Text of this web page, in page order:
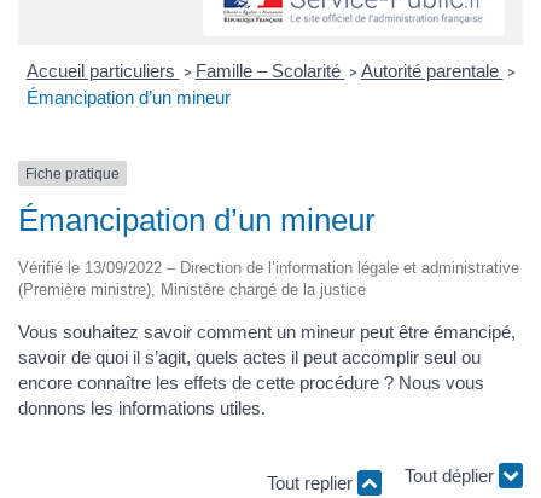
Accueil particuliers > Famille – Scolarité > Autorité parentale >
Émancipation d’un mineur
Fiche pratique
Émancipation d’un mineur
Vérifié le 13/09/2022 – Direction de l’information légale et administrative
(Première ministre), Ministère chargé de la justice
Vous souhaitez savoir comment un mineur peut être émancipé,
savoir de quoi il s’agit, quels actes il peut accomplir seul ou
encore connaître les effets de cette procédure ? Nous vous
donnons les informations utiles.
Tout replier